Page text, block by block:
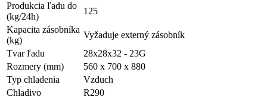
Produkcia ľadu do
(kg/24h)
125
Kapacita zásobníka
(kg)
Vyžaduje externý zásobník
Tvar ľadu
28x28x32 - 23G
Rozmery (mm)
560 x 700 x 880
Typ chladenia
Vzduch
Chladivo
R290